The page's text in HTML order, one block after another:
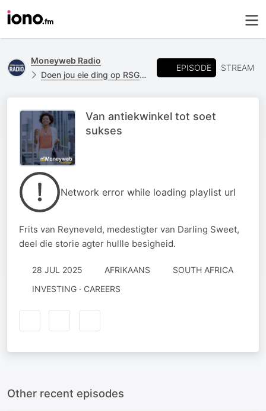
Moneyweb Radio
Doen jou eie ding op RSG met Moneyweb
EPISODE STREAM
Van antiekwinkel tot soet
sukses
Network error while loading playlist url
Frits van Reyneveld, medestigter van Darling Sweet,
deel die storie agter hullle besigheid.
28 JUL 2025 AFRIKAANS
SOUTH AFRICA
INVESTING · CAREERS
Other recent episodes